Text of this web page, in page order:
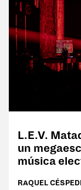
L.E.V.
un
música
RAQUEL